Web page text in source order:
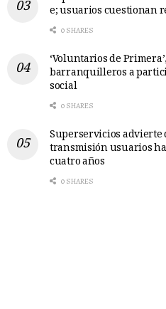
e; usuarios cuestionan
0 SHARES
‘Voluntarios de
barranquilleros a
social
0 SHARES
Superservicios advierte
transmisión usuarios
cuatro años
0 SHARES